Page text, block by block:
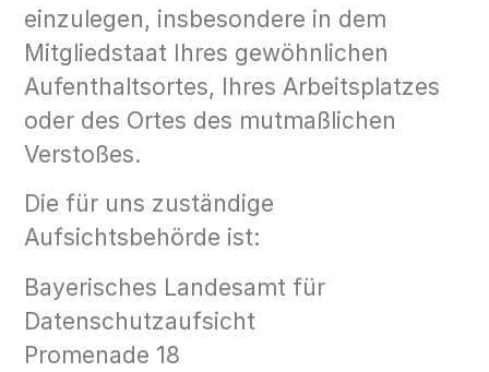
einzulegen, insbesondere in dem
Mitgliedstaat Ihres gewöhnlichen
Aufenthaltsortes, Ihres Arbeitsplatzes
oder des Ortes des mutmaßlichen
Verstoßes.
Die für uns zuständige
Aufsichtsbehörde ist:
Bayerisches Landesamt für
Datenschutzaufsicht
Promenade 18